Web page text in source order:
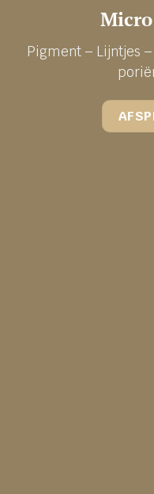
Pigment – Lijntjes